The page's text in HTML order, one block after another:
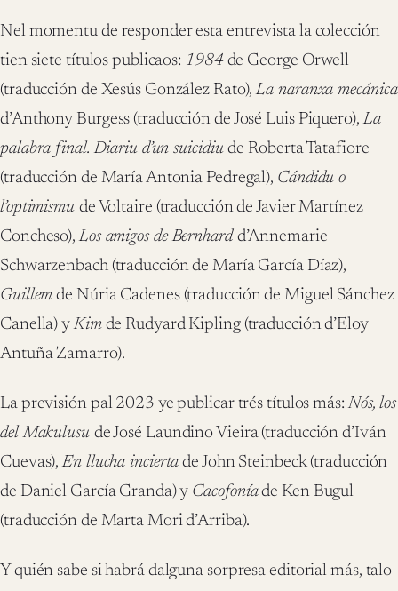
Nel momentu de responder esta entrevista la colección
tien siete títulos publicaos: 1984de George Orwell
(traducción de Xesús González Rato),La naranxa mecánica
d’Anthony Burgess (traducción de José Luis Piquero),La
palabra final. Diariu d’un suicidiude Roberta Tatafiore
(traducción de María Antonia Pedregal), Cándidu o
l’optimismu de Voltaire (traducción de Javier Martínez
Concheso),Los amigos de Bernhard d’Annemarie
Schwarzenbach (traducción de María García Díaz),
Guillem de Núria Cadenes (traducción de Miguel Sánchez
Canella) yKimde Rudyard Kipling (traducción d’Eloy
Antuña Zamarro).
La previsión pal 2023 ye publicar trés títulos más:Nós, los
del Makulusu de José Laundino Vieira (traducción d’Iván
Cuevas),En llucha incierta de John Steinbeck (traducción
de Daniel García Granda) y Cacofoníade Ken Bugul
(traducción de Marta Mori d’Arriba).
Y quién sabe si habrá dalguna sorpresa editorial más, talo